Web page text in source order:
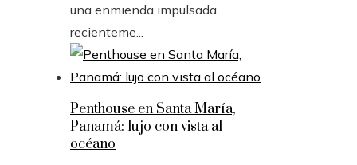
una enmienda impulsada
recienteme...
Penthouse en Santa María,
Panamá: lujo con vista al
océano